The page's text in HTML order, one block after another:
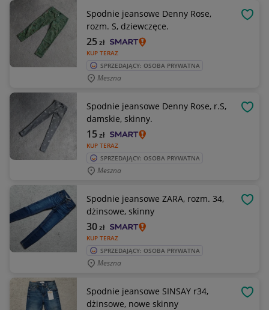
Spodnie jeansowe Denny Rose,
rozm. S, dziewczęce.
KUP TERAZ
25zł
SPRZEDAJĄCY: OSOBA PRYWATNA
Meszna
Spodnie jeansowe Denny Rose, r.S,
damskie, skinny.
KUP TERAZ
15zł
SPRZEDAJĄCY: OSOBA PRYWATNA
Meszna
Spodnie jeansowe ZARA, rozm. 34,
dżinsowe, skinny
KUP TERAZ
30zł
SPRZEDAJĄCY: OSOBA PRYWATNA
Meszna
Spodnie jeansowe SINSAY r34,
dżinsowe, nowe skinny